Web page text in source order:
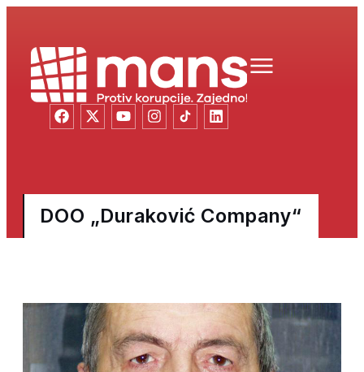
DOO „Duraković Company“